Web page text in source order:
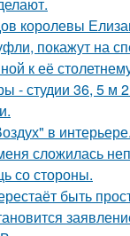
королевы
покажут на
к её
- студии 36, 5 м
в интерьере.
сложилась
со стороны.
быть